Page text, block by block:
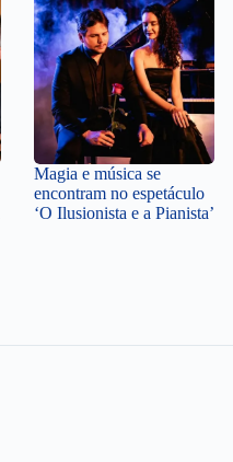
Magia e música se
encontram no espetáculo
‘O Ilusionista e a Pianista’